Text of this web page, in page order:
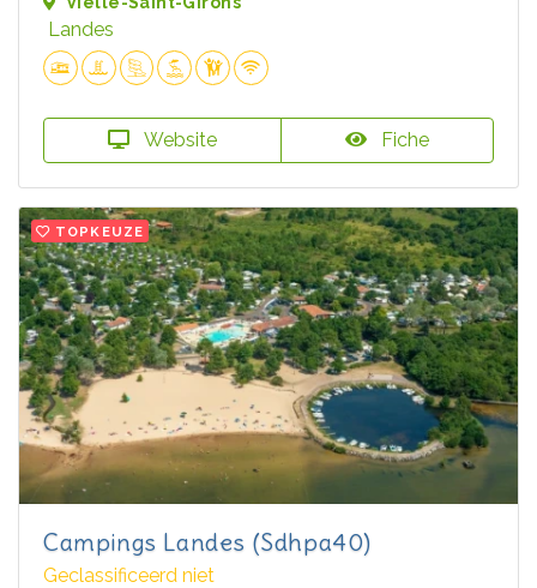
Landes
Website Fiche
TOPKEUZE
Campings Landes (Sdhpa40)
Geclassificeerd niet